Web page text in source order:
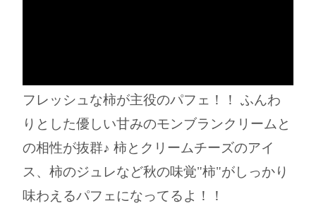
フレッシュな柿が主役のパフェ！！ ふんわ
りとした優しい甘みのモンブランクリームと
の相性が抜群♪ 柿とクリームチーズのアイ
ス、柿のジュレなど秋の味覚"柿"がしっかり
味わえるパフェになってるよ！！